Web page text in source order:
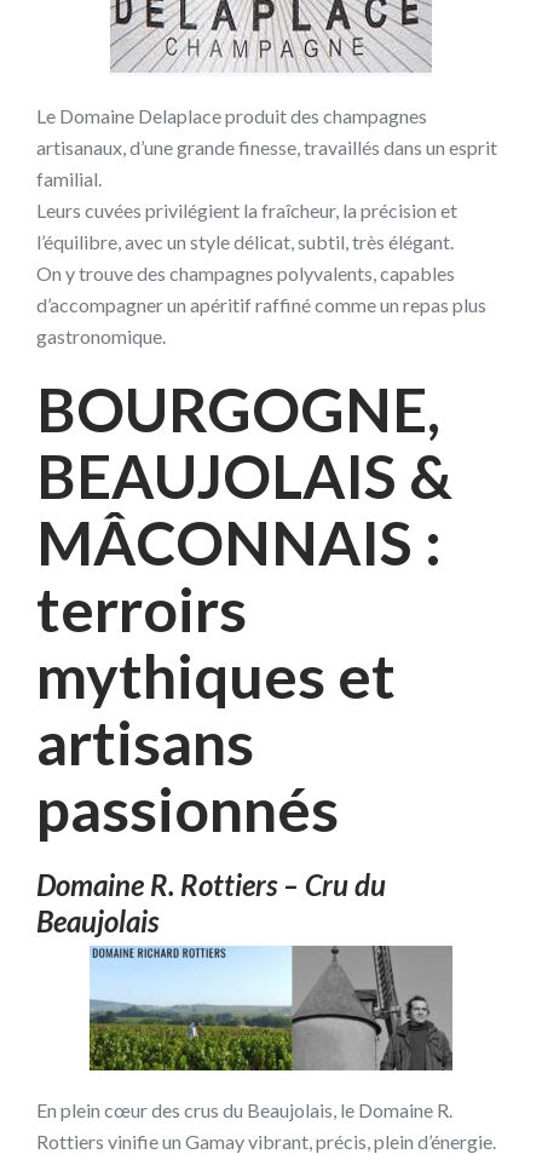
Le Domaine Delaplace produit des champagnes
artisanaux, d’une grande finesse, travaillés dans un esprit
familial.
Leurs cuvées privilégient la fraîcheur, la précision et
l’équilibre, avec un style délicat, subtil, très élégant.
On y trouve des champagnes polyvalents, capables
d’accompagner un apéritif raffiné comme un repas plus
gastronomique.
BOURGOGNE,
BEAUJOLAIS &
MÂCONNAIS :
terroirs
mythiques et
artisans
passionnés
Domaine R. Rottiers – Cru du
Beaujolais
En plein cœur des crus du Beaujolais, le Domaine R.
Rottiers vinifie un Gamay vibrant, précis, plein d’énergie.